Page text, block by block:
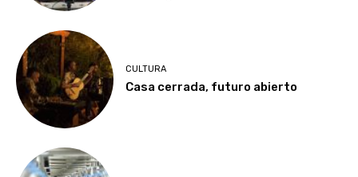
CULTURA
Casa cerrada, futuro abierto